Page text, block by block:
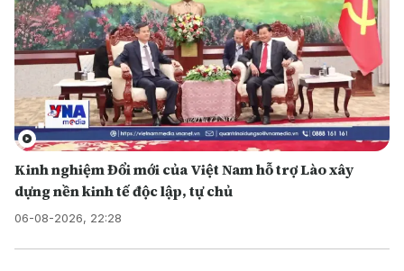
Kinh nghiệm Đổi mới của Việt Nam hỗ trợ Lào xây
dựng nền kinh tế độc lập, tự chủ
06-08-2026, 22:28